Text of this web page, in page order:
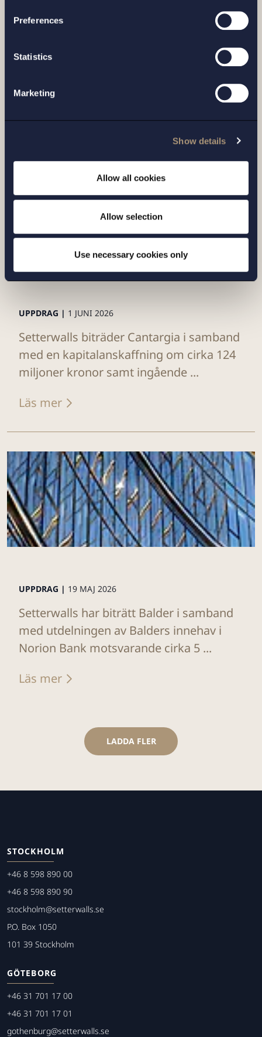
Preferences
Statistics
Marketing
Show details
Allow all cookies
Allow selection
Use necessary cookies only
Setterwalls har biträtt säljarna vid
Marine AB till FPI Group AB
UPPDRAG | 1 JUNI 2026
Setterwalls biträder Cantargia i samband
med en kapitalanskaffning om cirka 124
miljoner kronor samt ingående ...
Läs mer
UPPDRAG | 19 MAJ 2026
Setterwalls har biträtt Balder i samband
med utdelningen av Balders innehav i
Norion Bank motsvarande cirka 5 ...
Läs mer
LADDA FLER
STOCKHOLM
+46 8 598 890 00
+46 8 598 890 90
stockholm@setterwalls.se
P.O. Box 1050
101 39 Stockholm
GÖTEBORG
+46 31 701 17 00
+46 31 701 17 01
gothenburg@setterwalls.se